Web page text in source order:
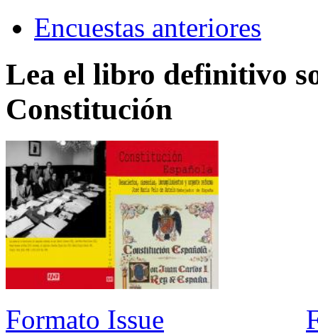
Encuestas anteriores
Lea el libro definitivo
Constitución
Formato Issue